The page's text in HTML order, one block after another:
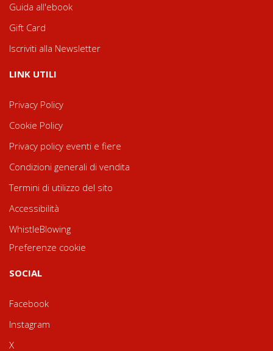
Guida all'ebook
Gift Card
Iscriviti alla Newsletter
LINK UTILI
Privacy Policy
Cookie Policy
Privacy policy eventi e fiere
Condizioni generali di vendita
Termini di utilizzo del sito
Accessibilità
WhistleBlowing
Preferenze cookie
SOCIAL
Facebook
Instagram
X